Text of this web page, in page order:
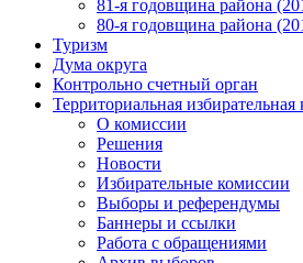
81-я годовщина района
80-я годовщина района
Туризм
Дума округа
Контрольно счетный орган
Территориальная избирательная
О комиссии
Решения
Новости
Избирательные комиссии
Выборы и референдумы
Баннеры и ссылки
Работа с обращениями